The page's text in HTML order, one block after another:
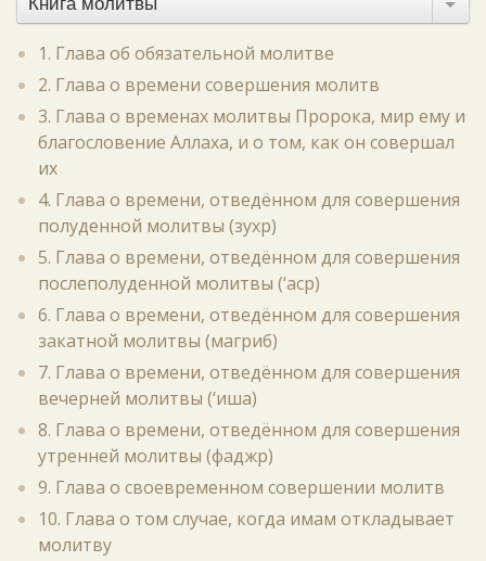
1. Глава об обязательной молитве
2. Глава о времени совершения молитв
3. Глава о временах молитвы Пророка, мир ему и
благословение Аллаха, и о том, как он совершал
их
4. Глава о времени, отведённом для совершения
полуденной молитвы (зухр)
5. Глава о времени, отведённом для совершения
послеполуденной молитвы (‘аср)
6. Глава о времени, отведённом для совершения
закатной молитвы (магриб)
7. Глава о времени, отведённом для совершения
вечерней молитвы (‘иша)
8. Глава о времени, отведённом для совершения
утренней молитвы (фаджр)
9. Глава о своевременном совершении молитв
10. Глава о том случае, когда имам откладывает
молитву